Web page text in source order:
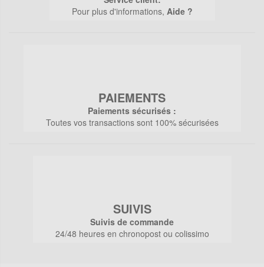
Pour plus d'informations, Aide ?
PAIEMENTS
Paiements sécurisés :
Toutes vos transactions sont 100% sécurisées
SUIVIS
Suivis de commande
24/48 heures en chronopost ou colissimo